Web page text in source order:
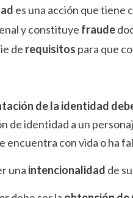
es una acción que tiene
y constituye fraude
de requisitos para que
de la identidad
de identidad a un
encuentra con vida o ha
una intencionalidad de